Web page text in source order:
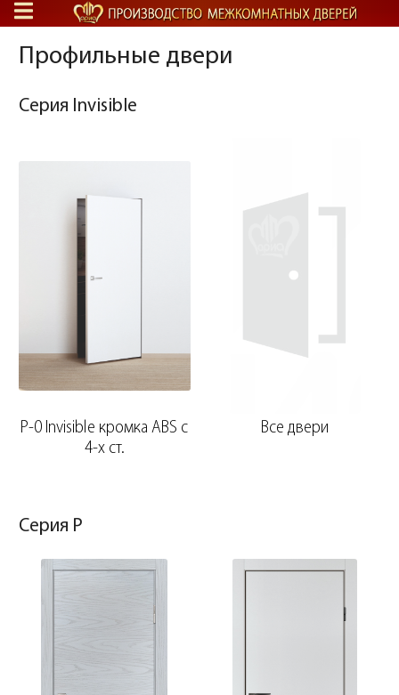
Профильные двери
Серия Invisible
P-0 Invisible кромка ABS c
4-х ст.
Все двери
Серия P